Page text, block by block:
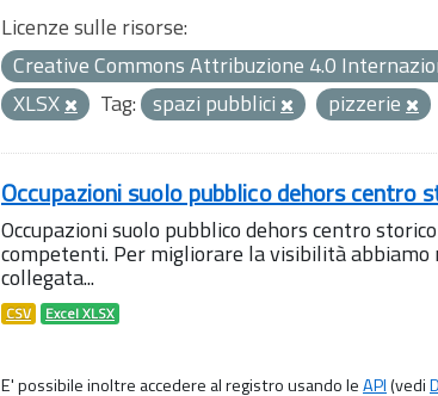
Licenze sulle risorse:
Creative Commons Attribuzione 4.0
XLSX
Tag: spazi pubblici pizzerie
Occupazioni suolo pubblico dehors centro
Occupazioni suolo pubblico dehors centro
competenti. Per migliorare la visibilità
collegata...
CSV Excel XLSX
E' possibile inoltre accedere al registro usando leAPI(vedi